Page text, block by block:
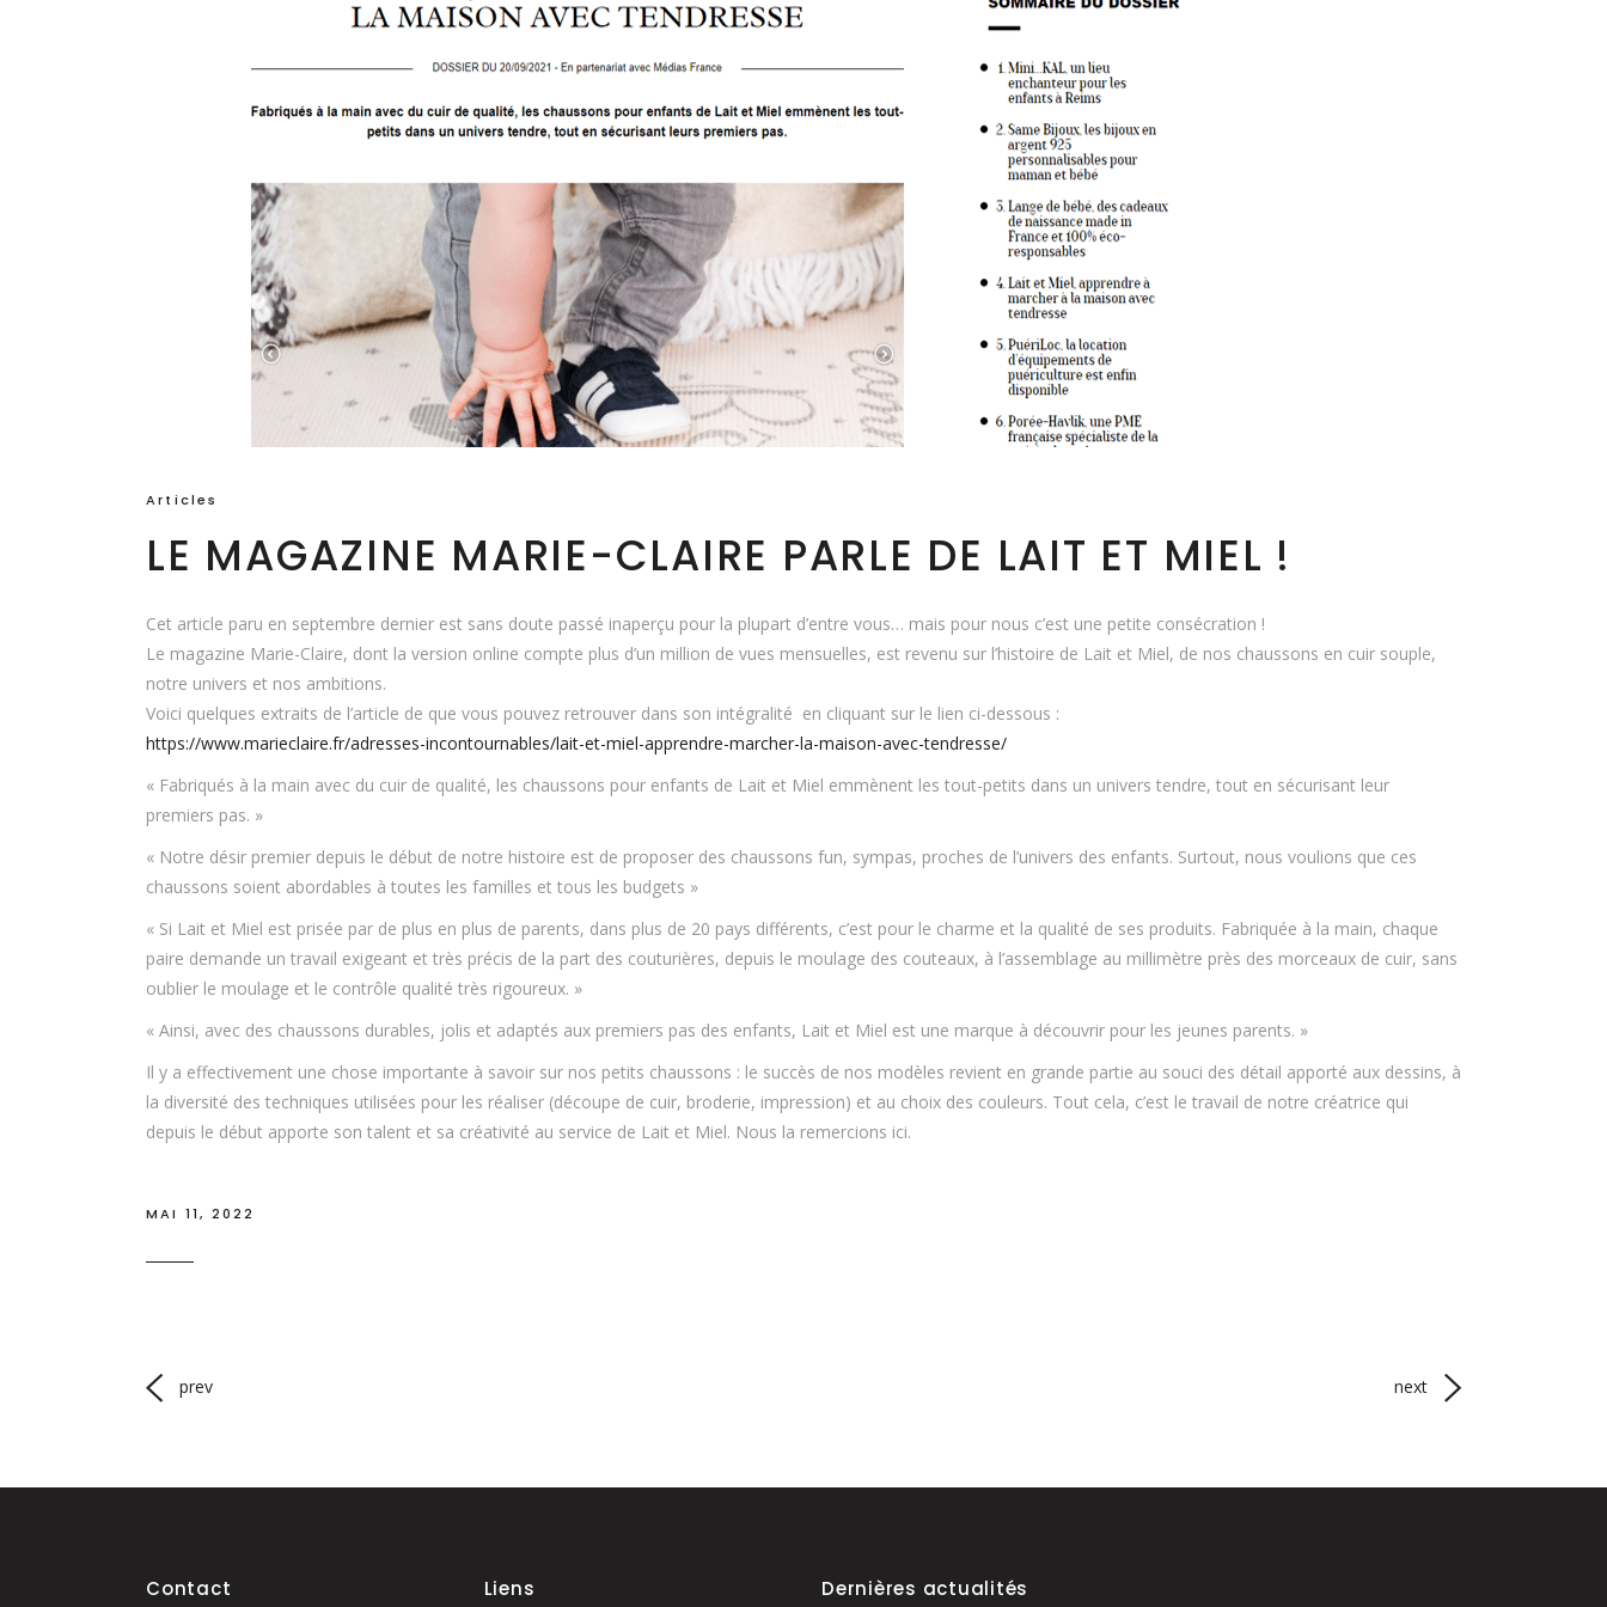
Articles
LE MAGAZINE MARIE-CLAIRE PARLE DE LAIT ET MIEL !
Cet article paru en septembre dernier est sans doute passé inaperçu pour la plupart d’entre vous… mais pour nous c’est une petite consécration !
Le magazine Marie-Claire, dont la version online compte plus d’un million de vues mensuelles, est revenu sur l’histoire de Lait et Miel, de nos chaussons en cuir souple,
notre univers et nos ambitions.
Voici quelques extraits de l’article de que vous pouvez retrouver dans son intégralité en cliquant sur le lien ci-dessous :
https://www.marieclaire.fr/adresses-incontournables/lait-et-miel-apprendre-marcher-la-maison-avec-tendresse/
« Fabriqués à la main avec du cuir de qualité, les chaussons pour enfants de Lait et Miel emmènent les tout-petits dans un univers tendre, tout en sécurisant leur
premiers pas. »
« Notre désir premier depuis le début de notre histoire est de proposer des chaussons fun, sympas, proches de l’univers des enfants. Surtout, nous voulions que ces
chaussons soient abordables à toutes les familles et tous les budgets »
« Si Lait et Miel est prisée par de plus en plus de parents, dans plus de 20 pays différents, c’est pour le charme et la qualité de ses produits. Fabriquée à la main, chaque
paire demande un travail exigeant et très précis de la part des couturières, depuis le moulage des couteaux, à l’assemblage au millimètre près des morceaux de cuir, sans
oublier le moulage et le contrôle qualité très rigoureux. »
« Ainsi, avec des chaussons durables, jolis et adaptés aux premiers pas des enfants, Lait et Miel est une marque à découvrir pour les jeunes parents. »
Il y a effectivement une chose importante à savoir sur nos petits chaussons : le succès de nos modèles revient en grande partie au souci des détail apporté aux dessins, à
la diversité des techniques utilisées pour les réaliser (découpe de cuir, broderie, impression) et au choix des couleurs. Tout cela, c’est le travail de notre créatrice qui
depuis le début apporte son talent et sa créativité au service de Lait et Miel. Nous la remercions ici.
MAI 11, 2022
prev next
Contact Liens Dernières actualités